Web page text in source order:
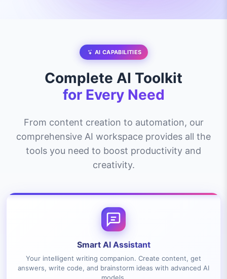
AI CAPABILITIES
Complete AI Toolkit
for Every Need
From content creation to automation, our
comprehensive AI workspace provides all the
tools you need to boost productivity and
creativity.
Smart AI Assistant
Your intelligent writing companion. Create content, get
answers, write code, and brainstorm ideas with advanced AI